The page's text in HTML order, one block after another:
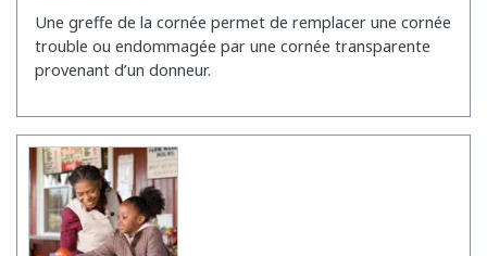
Une greffe de la cornée permet de remplacer une cornée
trouble ou endommagée par une cornée transparente
provenant d’un donneur.